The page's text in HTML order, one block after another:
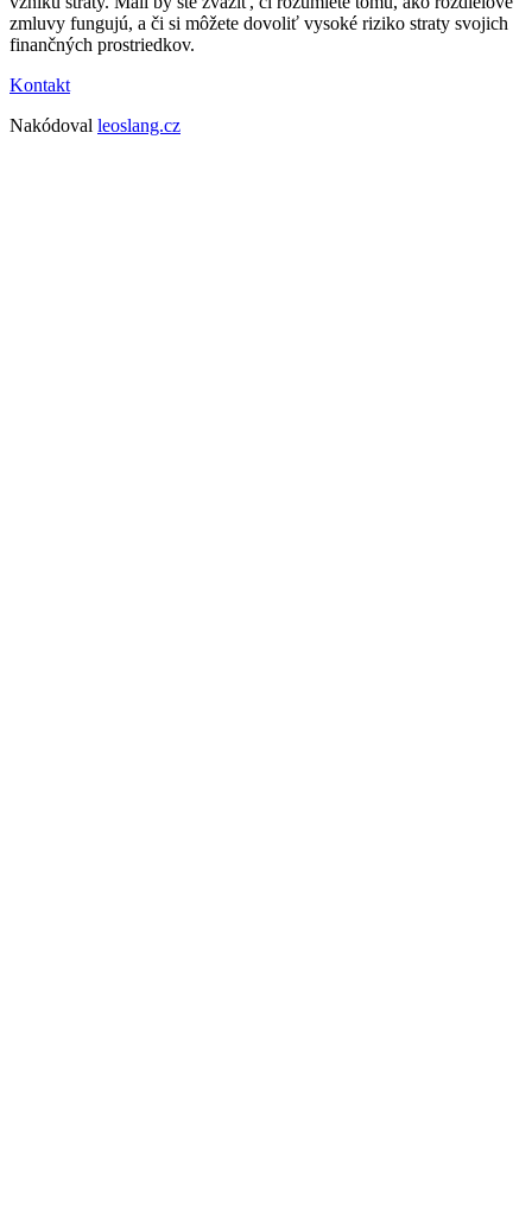
zmluvy fungujú, a či si môžete dovoliť vysoké riziko straty svojich
finančných prostriedkov.
Kontakt
Nakódoval leoslang.cz